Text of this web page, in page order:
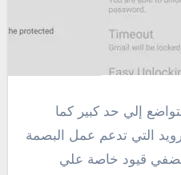
إلي حد كبير كما
التي تدعم عمل البصمة
تضفي قيود خاصة علي